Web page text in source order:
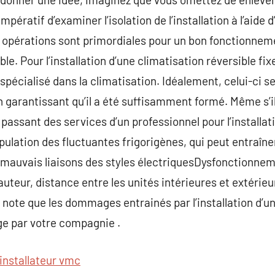
d’examiner l’isolation de l’installation à l’aide
sont primordiales pour un bon
Pour l’installation d’une climatisation réversible
dans la climatisation. Idéalement, celui-ci
qu’il a été suffisamment formé. Même
des services d’un professionnel pour
des fluctuantes frigorigènes, qui peut
liaisons des styles
distance entre les unités intérieures et
que les dommages entrainés par l’installation
par votre compagnie .
installateur vmc